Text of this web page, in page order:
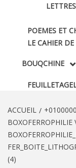
POEMES ET
LE CAHIER
BOUQCHINE
FEUILLETAGE
ACCUEIL
BOXOFERROPHILIE
(4)